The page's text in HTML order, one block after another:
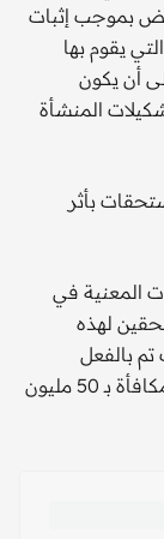
بموجب إثبات
يقوم بها
أن يكون
المنشأة
بأثر
المعنية في
لهذه
12 عاماً حيث تم بالفعل
مخاطبة وزارة المالية بطلب تعزيز البند 201 مكافأة بـ 50 مليون